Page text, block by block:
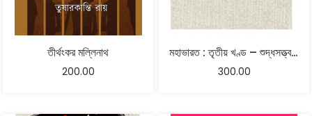
তীর্থংকর মল্লিনাথ
200.00
মহাভারত : তৃতীয় খণ্ড – শুদ্ধসত্ত্ব ঘোষ
300.00